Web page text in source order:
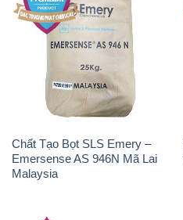
Chất Tạo Bọt SLS Emery –
Emersense AS 946N Mã Lai
Malaysia